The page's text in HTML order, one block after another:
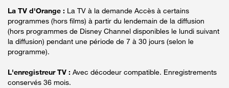
La TV d'Orange : La TV à la demande Accès à certains
programmes (hors films) à partir du lendemain de la diffusion
(hors programmes de Disney Channel disponibles le lundi suivant
la diffusion) pendant une période de 7 à 30 jours (selon le
programme).
L'enregistreur TV : Avec décodeur compatible. Enregistrements
conservés 36 mois.